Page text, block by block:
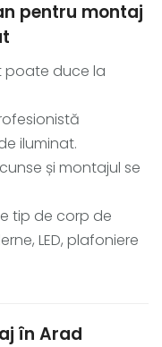
pentru montaj
poate duce la
iluminat.
și montajul se
tip de corp de
LED, plafoniere
în Arad